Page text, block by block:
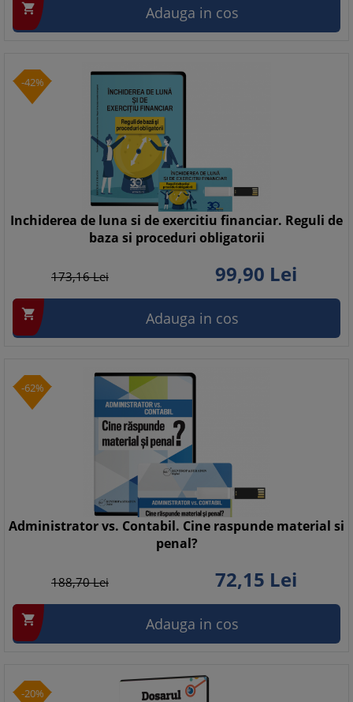
 Adauga in cos
-42%
Inchiderea de luna si de exercitiu financiar. Reguli de
baza si proceduri obligatorii
173,16Lei 99,90 Lei
 Adauga in cos
-62%
Administrator vs. Contabil. Cine raspunde material si
penal?
188,70Lei 72,15 Lei
 Adauga in cos
-20%